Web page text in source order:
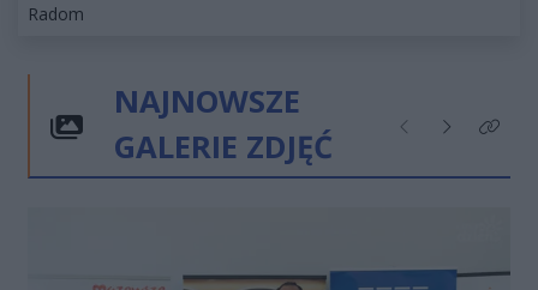
Kategorie artykułu:
Radom
NAJNOWSZE
GALERIE ZDJĘĆ
Poprzednie
NastępneKliknij